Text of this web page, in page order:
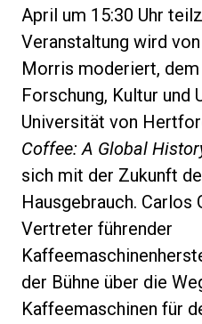
April um 15:30 Uhr
Veranstaltung wird
Morris moderiert,
Forschung, Kultur und
Universität von
Coffee: A Global
sich mit der Zukunft
Hausgebrauch. Carlos
Vertreter führender
der Bühne über die
Kaffeemaschinen für